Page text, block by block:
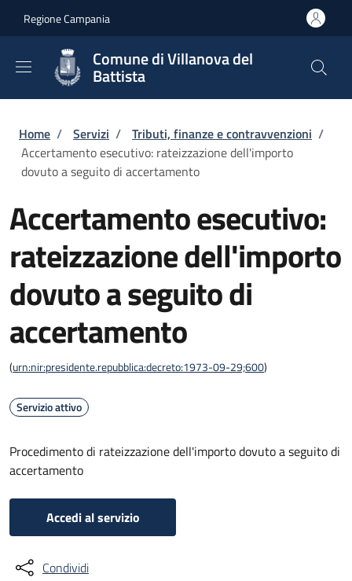
Regione Campania
Comune di Villanova del
Battista
Briciole di pane
Home / Servizi / Tributi, finanze e contravvenzioni /
Accertamento esecutivo: rateizzazione dell'importo
dovuto a seguito di accertamento
Accertamento esecutivo:
rateizzazione dell'importo
dovuto a seguito di
accertamento
(urn:nir:presidente.repubblica:decreto:1973-09-29;600)
Servizio attivo
Procedimento di rateizzazione dell'importo dovuto a seguito di
accertamento
Accedi al servizio
Condividi